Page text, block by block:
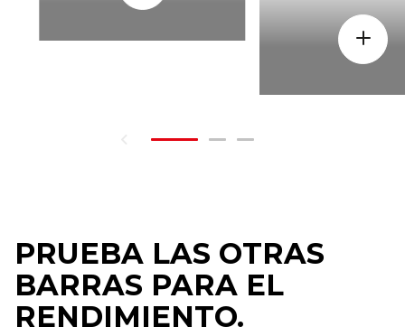
PRUEBA LAS OTRAS
BARRAS PARA EL
RENDIMIENTO.